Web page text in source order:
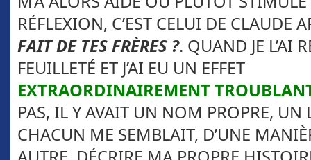
RÉFLEXION, C’EST CELUI DE CLAUDE
FAIT DE TES FRÈRES ?. QUAND JE L’AI
FEUILLETÉ ET J’AI EU UN EFFET
EXTRAORDINAIREMENT
PAS, IL Y AVAIT UN NOM PROPRE, UN
CHACUN ME SEMBLAIT, D’UNE